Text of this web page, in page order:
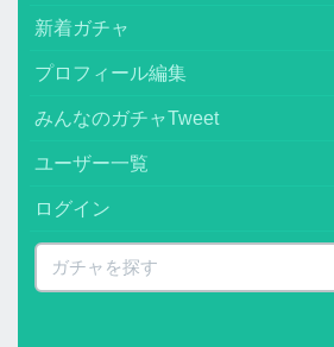
新着ガチャ
プロフィール編集
みんなのガチャTweet
ユーザー一覧
ログイン